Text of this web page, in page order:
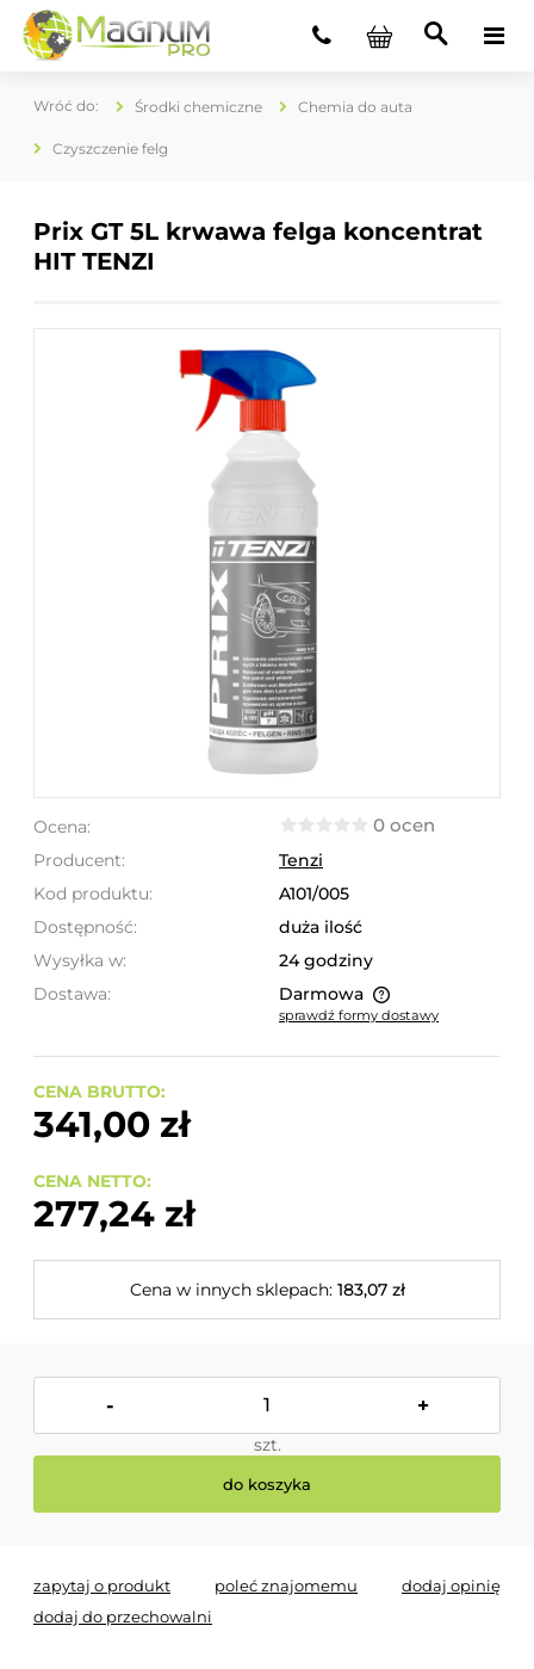
Środki chemiczne Chemia do auta
Czyszczenie felg
Prix GT 5L krwawa felga koncentrat
HIT TENZI
Ocena: 0 ocen
Producent:
Tenzi
Kod produktu:
A101/005
Dostępność:
duża ilość
Wysyłka w:
24 godziny
Dostawa:
Darmowa
Cena nie zawiera ewentualnych kosztów płatności
sprawdź formy dostawy
CENA BRUTTO:
341,00 zł
CENA NETTO:
277,24 zł
Cena w innych sklepach: 183,07 zł
- +
szt.
do koszyka
zapytaj o produkt poleć znajomemu
dodaj opinię
dodaj do przechowalni